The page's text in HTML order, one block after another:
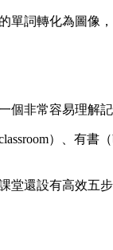
詞轉化為圖像
個非常容易理解記
）、有
堂還設有高效